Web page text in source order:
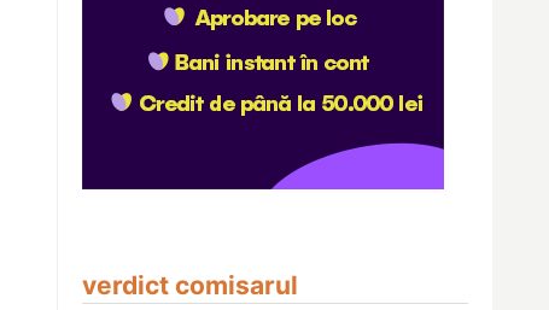
verdict comisarul